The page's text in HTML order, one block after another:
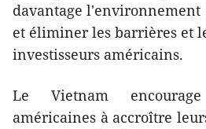
davantage l'environnement
et éliminer les barrières et
investisseurs américains.
Le Vietnam
américaines à accroître